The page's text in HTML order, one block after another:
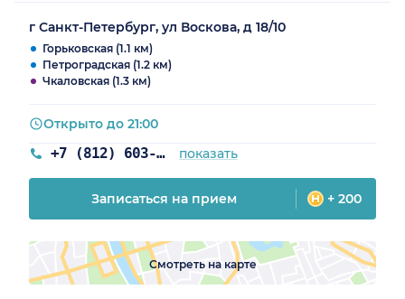
г Санкт-Петербург, ул Воскова, д 18/10
Горьковская (1.1 км)
Петроградская (1.2 км)
Чкаловская (1.3 км)
+7 (812) 603-52-21 показать
Открыто до 21:00
Записаться на прием + 200
Смотреть на карте